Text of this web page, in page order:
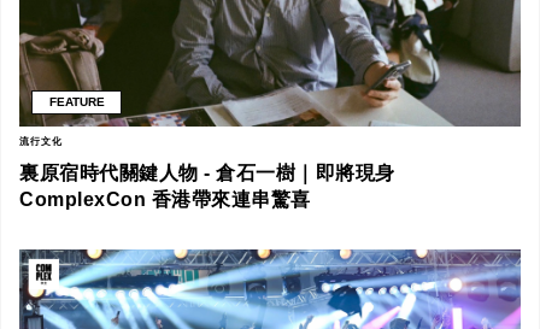
FEATURE
流行文化
裏原宿時代關鍵人物 - 倉石一樹｜即將現身
ComplexCon 香港帶來連串驚喜